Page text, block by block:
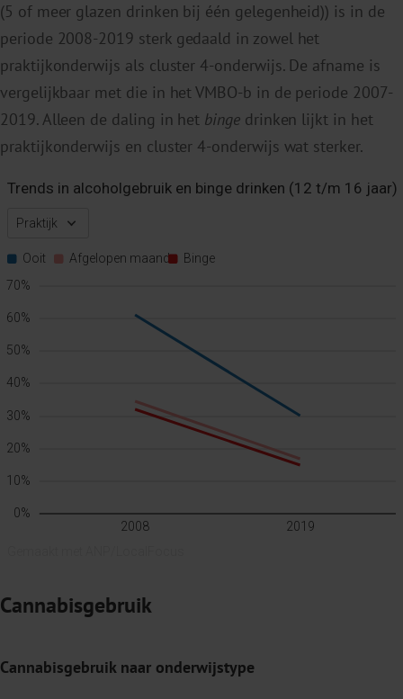
(5 of meer glazen drinken bij één gelegenheid)) is in de
periode 2008-2019 sterk gedaald in zowel het
praktijkonderwijs als cluster 4-onderwijs. De afname is
vergelijkbaar met die in het VMBO-b in de periode 2007-
2019. Alleen de daling in het bingedrinken lijkt in het
praktijkonderwijs en cluster 4-onderwijs wat sterker.
Cannabisgebruik
Cannabisgebruik naar onderwijstype